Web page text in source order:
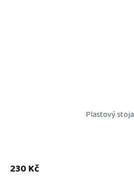
Plastový
230 Kč